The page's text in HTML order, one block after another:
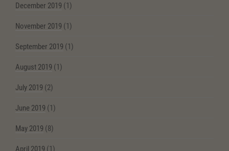
December 2019 (1)
November 2019 (1)
September 2019 (1)
August 2019 (1)
July 2019 (2)
June 2019 (1)
May 2019 (8)
April 2019 (1)